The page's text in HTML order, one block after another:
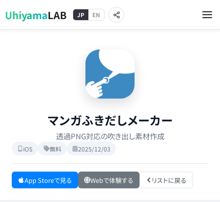
UhiyamaLAB JP EN
マンガふきだしメーカー
透過PNG対応の吹き出し素材作成
iOS 無料 2025/12/03
App Storeで見る Webで体験する リストに戻る